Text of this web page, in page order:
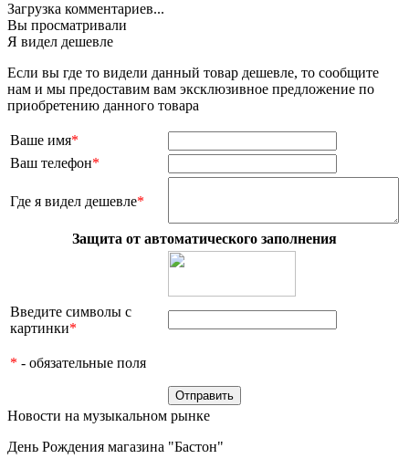
Загрузка комментариев...
Вы просматривали
Я видел дешевле
Если вы где то видели данный товар дешевле, то сообщите
нам и мы предоставим вам эксклюзивное предложение по
приобретению данного товара
Ваше имя*
Ваш телефон*
Где я видел дешевле*
Защита от автоматического заполнения
Введите символы с
картинки*
* - обязательные поля
Новости на музыкальном рынке
День Рождения магазина "Бастон"